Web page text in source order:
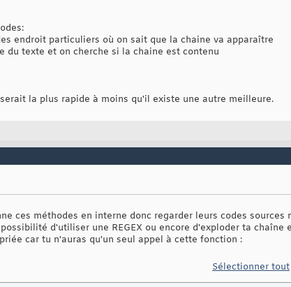
endroit particuliers où on sait que la chaine va apparaître
du texte et on cherche si la chaine est contenu
la plus rapide à moins qu'il existe une autre meilleure.
ces méthodes en interne donc regarder leurs codes sources
d'utiliser une REGEX ou encore d'exploder ta
car tu n'auras qu'un seul appel à cette fonction :
Sélectionner tout